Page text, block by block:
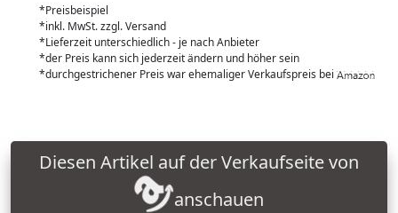
*Preisbeispiel
*inkl. MwSt. zzgl. Versand
*Lieferzeit unterschiedlich - je nach Anbieter
*der Preis kann sich jederzeit ändern und höher sein
*durchgestrichener Preis war ehemaliger Verkaufspreis bei
anschauen